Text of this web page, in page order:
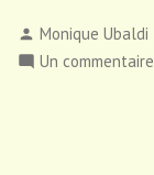
faut
savoir
Publié
par
Monique Ubaldi
Un commentaire